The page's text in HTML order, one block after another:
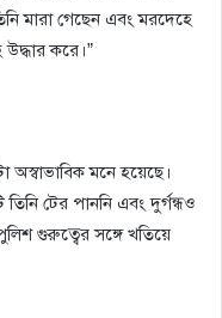
মারা গেছেন এবং মরদেহে
করে।”
মনে হয়েছে।
টের পাননি এবং দুর্গন্ধও
গুরুত্বের সঙ্গে খতিয়ে